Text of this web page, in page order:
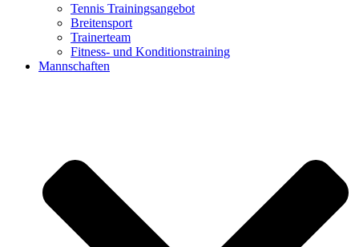
Tennis Trainingsangebot
Breitensport
Trainerteam
Fitness- und Konditionstraining
Mannschaften